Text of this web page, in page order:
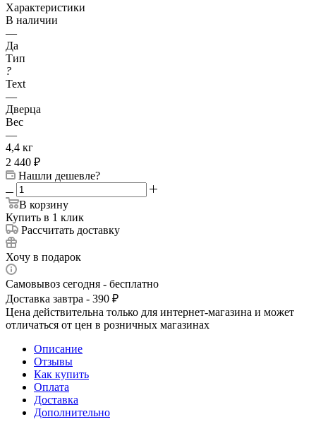
Характеристики
В наличии
—
Да
Тип
?
Text
—
Дверца
Вес
—
4,4 кг
2 440 ₽
Нашли дешевле?
В корзину
Купить в 1 клик
Рассчитать доставку
Хочу в подарок
Самовывоз сегодня - бесплатно
Доставка завтра - 390 ₽
Цена действительна только для интернет-магазина и может
отличаться от цен в розничных магазинах
Описание
Отзывы
Как купить
Оплата
Доставка
Дополнительно